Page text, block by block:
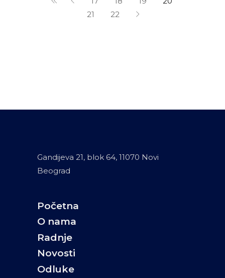
21
22
Gandijeva 21, blok 64, 11070 Novi
Beograd
Početna
O nama
Radnje
Novosti
Odluke